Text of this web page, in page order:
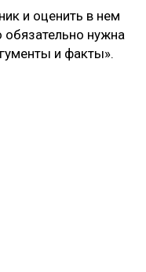
и оценить в нем
обязательно нужна
и факты».